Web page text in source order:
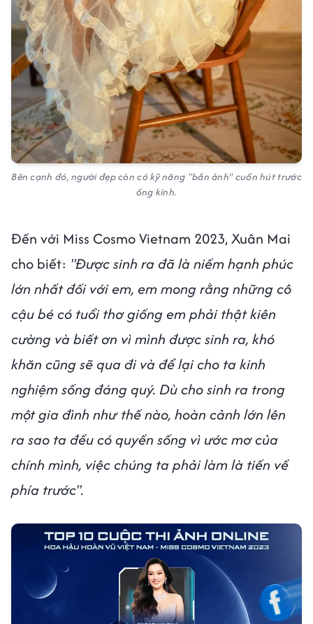
Bên cạnh đó, người đẹp còn có kỹ năng "bắn ảnh" cuốn hút trước
ống kính.
Đến với Miss Cosmo Vietnam 2023, Xuân Mai
cho biết: "Được sinh ra đã là niềm hạnh phúc
lớn nhất đối với em, em mong rằng những cô
cậu bé có tuổi thơ giống em phải thật kiên
cường và biết ơn vì mình được sinh ra, khó
khăn cũng sẽ qua đi và để lại cho ta kinh
nghiệm sống đáng quý. Dù cho sinh ra trong
một gia đình như thế nào, hoàn cảnh lớn lên
ra sao ta đều có quyền sống vì ước mơ của
chính mình, việc chúng ta phải làm là tiến về
phía trước".